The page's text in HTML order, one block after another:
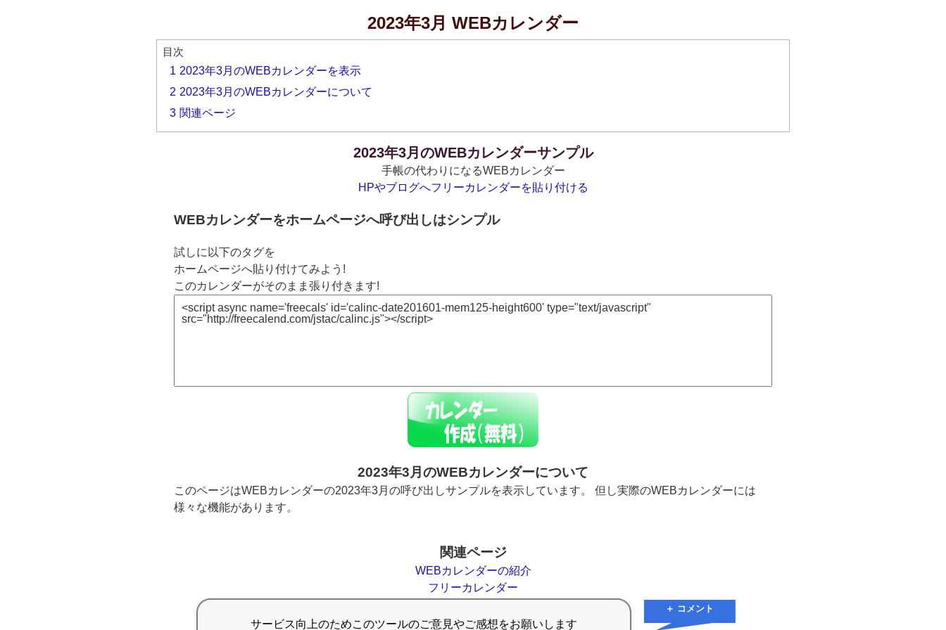
2023年3月 WEBカレンダー
目次
1 2023年3月のWEBカレンダーを表示
2 2023年3月のWEBカレンダーについて
3 関連ページ
2023年3月のWEBカレンダーサンプル
手帳の代わりになるWEBカレンダー
HPやブログへフリーカレンダーを貼り付ける
WEBカレンダーをホームページへ呼び出しはシンプル
試しに以下のタグを
ホームページへ貼り付けてみよう!
このカレンダーがそのまま張り付きます!
2023年3月のWEBカレンダーについて
このページはWEBカレンダーの2023年3月の呼び出しサンプルを表示しています。 但し実際のWEBカレンダーには
様々な機能があります。
関連ページ
WEBカレンダーの紹介
フリーカレンダー
＋ コメント